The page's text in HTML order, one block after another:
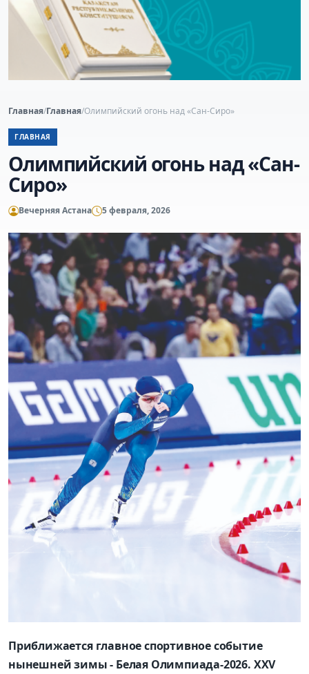
Главная/Главная/Олимпийский огонь над «Сан-Сиро»
ГЛАВНАЯ
Олимпийский огонь над «Сан-
Сиро»
Вечерняя Астана 5 февраля, 2026
Приближается главное спортивное событие
нынешней зимы - Белая Олимпиада-2026. XXV